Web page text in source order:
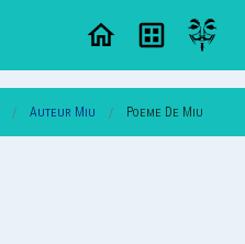
Auteur Miu Poeme De Miu